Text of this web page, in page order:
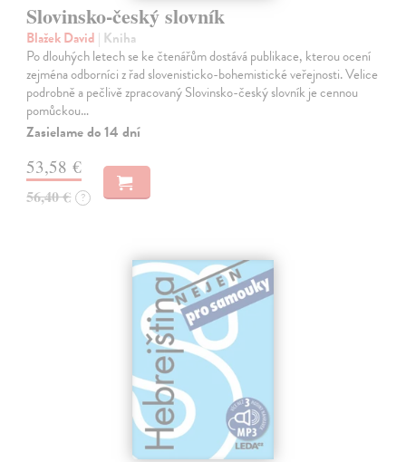
Slovinsko-český slovník
Blažek David | Kniha
Po dlouhých letech se ke čtenářům dostává publikace, kterou ocení
zejména odborníci z řad slovenisticko-bohemistické veřejnosti. Velice
podrobně a pečlivě zpracovaný Slovinsko-český slovník je cennou
pomůckou…
Zasielame do 14 dní
53,58 €
56,40 € ?